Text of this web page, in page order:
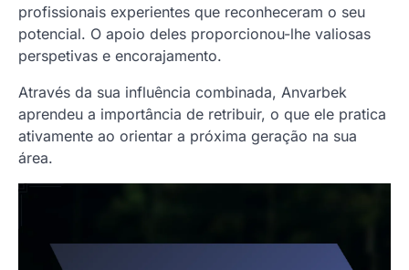
profissionais experientes que reconheceram o seu
potencial. O apoio deles proporcionou-lhe valiosas
perspetivas e encorajamento.
Através da sua influência combinada, Anvarbek
aprendeu a importância de retribuir, o que ele pratica
ativamente ao orientar a próxima geração na sua
área.